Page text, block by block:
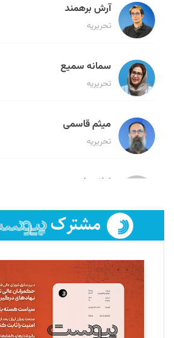
آرش برهمند
تحریریه
سمانه سمیع
تحریریه
میثم قاسمی
تحریریه
لیلا حنارود
فائزه فتحی رستمی
تحریریه
سروش کرمیان
تحریریه